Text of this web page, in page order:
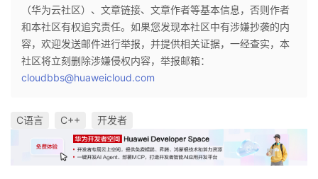
（华为云社区）、文章链接、文章作者等基本信息，否则作者
和本社区有权追究责任。如果您发现本社区中有涉嫌抄袭的内
容，欢迎发送邮件进行举报，并提供相关证据，一经查实，本
社区将立刻删除涉嫌侵权内容，举报邮箱：
cloudbbs@huaweicloud.com
C语言 C++ 开发者